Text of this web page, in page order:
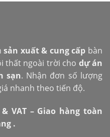
sản xuất & cung cấp bàn
thất ngoài trời cho dự án
sạn. Nhận đơn số lượng
nhanh theo tiến độ.
VAT – Giao hàng toàn
.